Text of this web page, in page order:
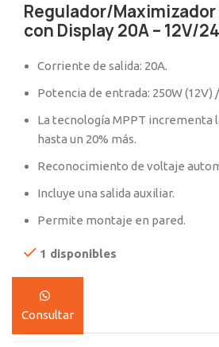
Regulador/Maximizador
con Display 20A – 12V/
Corriente de salida: 20A.
Potencia de entrada: 250W (12V)
La tecnología MPPT incrementa
hasta un 20% más.
Reconocimiento de voltaje
Incluye una salida auxiliar.
Permite montaje en pared.
1 disponibles
Consultar